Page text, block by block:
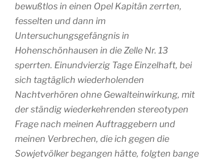
bewußtlos in einen Opel Kapitän zerrten,
fesselten und dann im
Untersuchungsgefängnis in
Hohenschönhausen in die Zelle Nr. 13
sperrten. Einundvierzig Tage Einzelhaft, bei
sich tagtäglich wiederholenden
Nachtverhören ohne Gewalteinwirkung, mit
der ständig wiederkehrenden stereotypen
Frage nach meinen Auftraggebern und
meinen Verbrechen, die ich gegen die
Sowjetvölker begangen hätte, folgten bange